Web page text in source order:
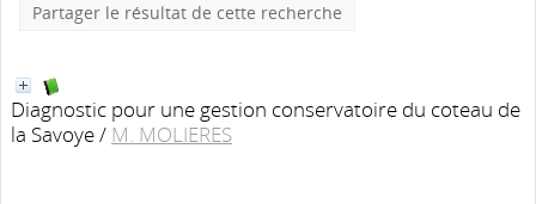
Partager le résultat de cette recherche
Diagnostic pour une gestion conservatoire du coteau de
la Savoye/ M. MOLIERES